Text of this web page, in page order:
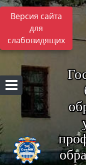
Версия сайта
для
слабовидящих